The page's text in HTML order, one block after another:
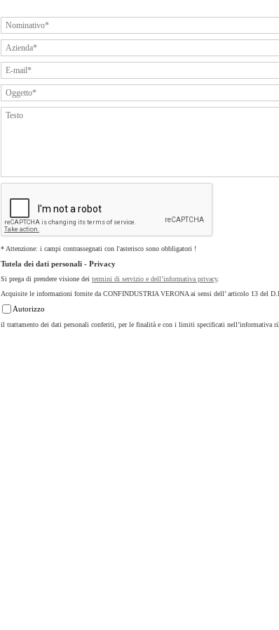
* Attenzione: i campi contrassegnati con l'asterisco sono obbligatori !
Tutela dei dati personali - Privacy
Si prega di prendere visione dei termini di servizio e dell’informativa privacy.
Acquisite le informazioni fornite da CONFINDUSTRIA VERONA ai sensi dell’ articolo 13 del
Autorizzo
il trattamento dei dati personali conferiti, per le finalità e con i limiti specificati nell’informativa